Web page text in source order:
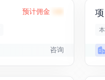
预计佣金
咨询